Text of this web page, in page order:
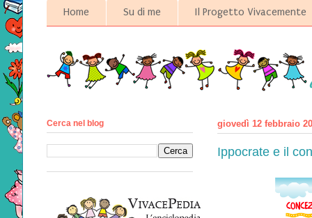
Home Su di me Il Progetto Vivacemente
giovedì 12 febbraio
Ippocrate e il
Cerca nel blog